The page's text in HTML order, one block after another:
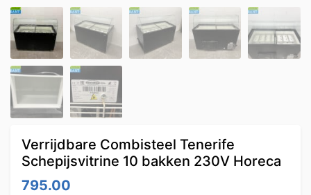
Verrijdbare Combisteel Tenerife
Schepijsvitrine 10 bakken 230V Horeca
795.00